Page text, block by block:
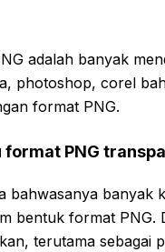
adalah banyak
photoshop, corel
format PNG.
format PNG
bahwasanya banyak
bentuk format PNG.
terutama sebagai